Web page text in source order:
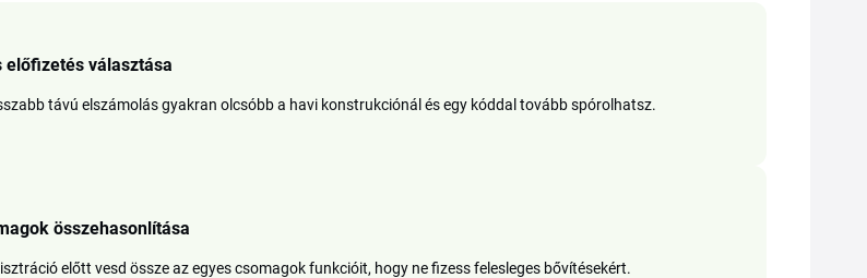
előfizetés választása
távú elszámolás gyakran olcsóbb a havi konstrukciónál és egy kóddal tovább spórolhatsz.
összehasonlítása
előtt vesd össze az egyes csomagok funkcióit, hogy ne fizess felesleges bővítésekért.